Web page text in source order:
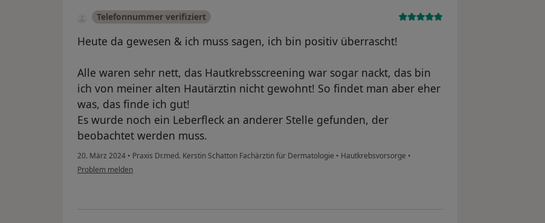
Telefonnummer verifiziert
Heute da gewesen & ich muss sagen, ich bin positiv überrascht!
Alle waren sehr nett, das Hautkrebsscreening war sogar nackt, das bin
ich von meiner alten Hautärztin nicht gewohnt! So findet man aber eher
was, das finde ich gut!
Es wurde noch ein Leberfleck an anderer Stelle gefunden, der
beobachtet werden muss.
20. März 2024 • Praxis Dr.med. Kerstin Schatton Fachärztin für Dermatologie • Hautkrebsvorsorge •
Problem melden